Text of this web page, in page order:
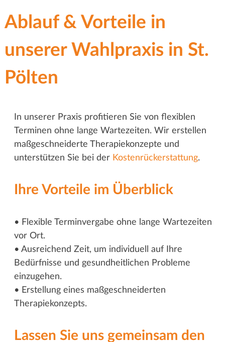
Ablauf & Vorteile in
unserer Wahlpraxis in St.
Pölten
In unserer Praxis profitieren Sie von flexiblen
Terminen ohne lange Wartezeiten. Wir erstellen
maßgeschneiderte Therapiekonzepte und
unterstützen Sie bei der Kostenrückerstattung.
Ihre Vorteile im Überblick
• Flexible Terminvergabe ohne lange Wartezeiten
vor Ort.
• Ausreichend Zeit, um individuell auf Ihre
Bedürfnisse und gesundheitlichen Probleme
einzugehen.
• Erstellung eines maßgeschneiderten
Therapiekonzepts.
Lassen Sie uns gemeinsam den